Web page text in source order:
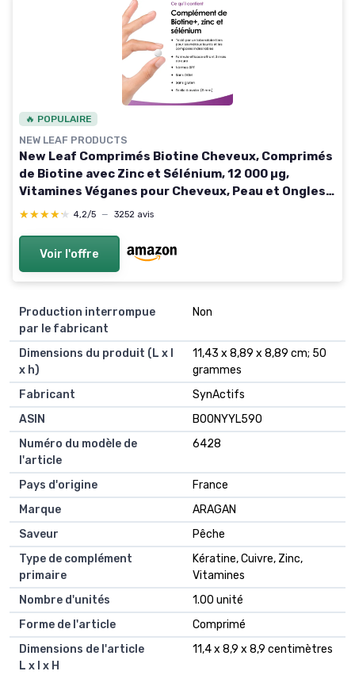
🔥 POPULAIRE
NEW LEAF PRODUCTS
New Leaf Comprimés Biotine Cheveux, Comprimés
de Biotine avec Zinc et Sélénium, 12 000 µg,
Vitamines Véganes pour Cheveux, Peau et Ongles,
Haute Concentration, Cure de 3 Mois, Fabriqués au
★★★★★
★★★★★ 4,2/5 — 3252 avis
Voir l'offre
Production interrompue
par le fabricant
Non
Dimensions du produit (L x l
x h)
11,43 x 8,89 x 8,89 cm; 50
grammes
Fabricant
SynActifs
ASIN
B00NYYL59O
Numéro du modèle de
l'article
6428
Pays d'origine
France
Marque
ARAGAN
Saveur
Pêche
Type de complément
primaire
Kératine, Cuivre, Zinc,
Vitamines
Nombre d'unités
1.00 unité
Forme de l'article
Comprimé
Dimensions de l'article
L x l x H
11,4 x 8,9 x 8,9 centimètres